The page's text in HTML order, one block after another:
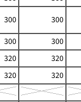
300
300
300
300
320
320
320
320